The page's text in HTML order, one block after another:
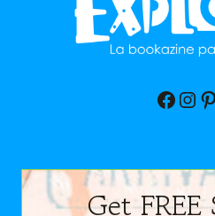
Get